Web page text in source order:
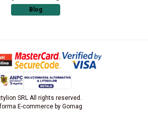
Blog
SRL All rights reserved.
E-commerce by Gomag